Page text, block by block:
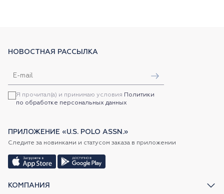
КОМПАНИЯ
НОВОСТНАЯ РАССЫЛКА
Я прочитал(а) и принимаю условия Политики
по обработке персональных данных
ПРИЛОЖЕНИЕ «U.S. POLO ASSN.»
Следите за новинками и статусом заказа в приложении